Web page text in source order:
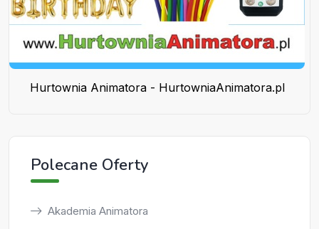
Hurtownia Animatora - HurtowniaAnimatora.pl
Polecane Oferty
Akademia Animatora